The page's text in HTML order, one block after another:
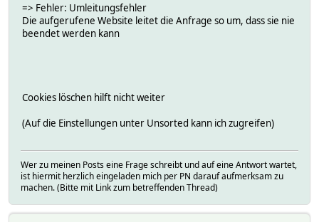
=> Fehler: Umleitungsfehler
Die aufgerufene Website leitet die Anfrage so um, dass sie nie
beendet werden kann
Cookies löschen hilft nicht weiter
(Auf die Einstellungen unter Unsorted kann ich zugreifen)
Wer zu meinen Posts eine Frage schreibt und auf eine Antwort wartet,
ist hiermit herzlich eingeladen mich per PN darauf aufmerksam zu
machen. (Bitte mit Link zum betreffenden Thread)